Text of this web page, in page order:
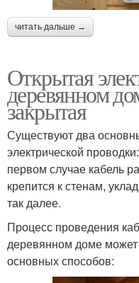
читать дальше →
Открытая
деревянном
закрытая
Существуют два
электрической
первом случае кабель
крепится к стенам,
так далее.
Процесс проведения
деревянном доме
основных способов: